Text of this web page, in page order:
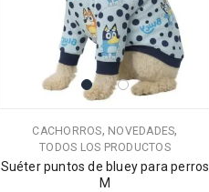
CACHORROS, NOVEDADES,
TODOS LOS PRODUCTOS
Suéter puntos de bluey para perros
M